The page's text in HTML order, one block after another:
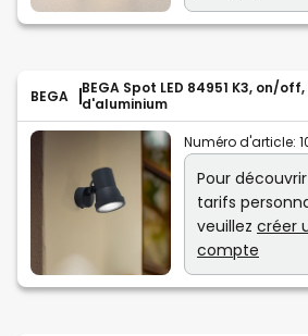
BEGA
BEGA Spot LED 84951 K3, on/
d'aluminium
Numéro d'article:
Pour
tarifs
veuillez créer
compte